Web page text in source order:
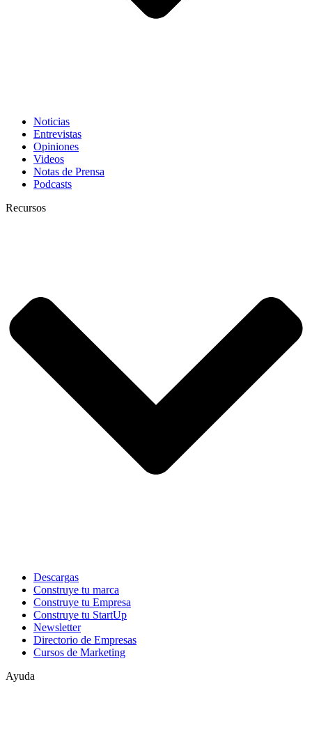
Noticias
Entrevistas
Opiniones
Videos
Notas de Prensa
Podcasts
Recursos
Descargas
Construye tu marca
Construye tu Empresa
Construye tu StartUp
Newsletter
Directorio de Empresas
Cursos de Marketing
Ayuda